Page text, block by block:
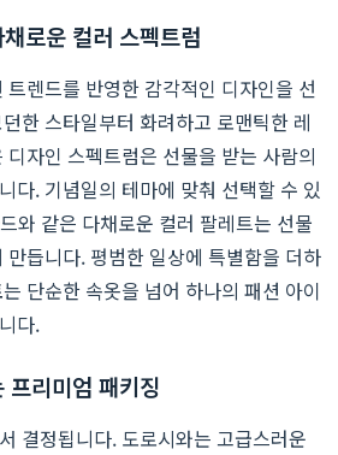
로운 컬러 스펙트럼
렌드를 반영한 감각적인 디자인을 선
한 스타일부터 화려하고 로맨틱한 레
자인 스펙트럼은 선물을 받는 사람의
다. 기념일의 테마에 맞춰 선택할 수 있
와 같은 다채로운 컬러 팔레트는 선물
듭니다. 평범한 일상에 특별함을 더하
는 단순한 속옷을 넘어 하나의 패션 아이
다.
프리미엄 패키징
결정됩니다. 도로시와는 고급스러운